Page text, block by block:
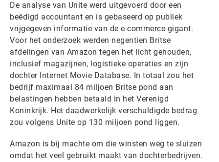
De analyse van Unite werd uitgevoerd door een
beëdigd accountant en is gebaseerd op publiek
vrijgegeven informatie van de e-commerce-gigant.
Voor het onderzoek werden negentien Britse
afdelingen van Amazon tegen het licht gehouden,
inclusief magazijnen, logistieke operaties en zijn
dochter Internet Movie Database. In totaal zou het
bedrijf maximaal 84 miljoen Britse pond aan
belastingen hebben betaald in het Verenigd
Koninkrijk. Het daadwerkelijk verschuldigde bedrag
zou volgens Unite op 130 miljoen pond liggen.
Amazon is bij machte om die winsten weg te sluizen
omdat het veel gebruikt maakt van dochterbedrijven.